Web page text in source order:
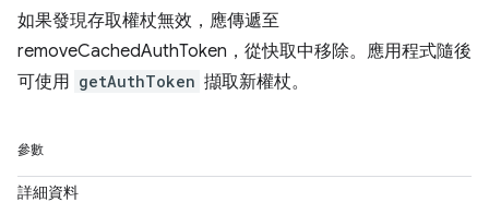
如果發現存取權杖無效，應傳遞至
removeCachedAuthToken，從快取中移除。應用程式隨後
可使用 getAuthToken 擷取新權杖。
參數
詳細資料